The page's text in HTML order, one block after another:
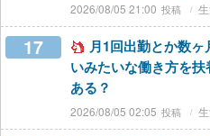
2026/08/05 21:00
17
月1回出勤とか数
いみたいな働き方を
ある？
2026/08/05 02:05